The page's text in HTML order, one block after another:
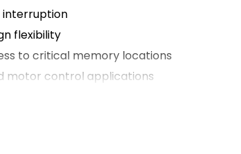
interruption
flexibility
to critical memory locations
motor control applications
Kinetis portfolio